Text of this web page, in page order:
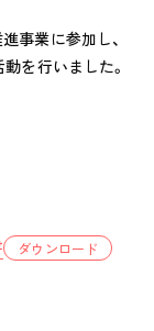
事業に参加し、
を行いました。
ダウンロード